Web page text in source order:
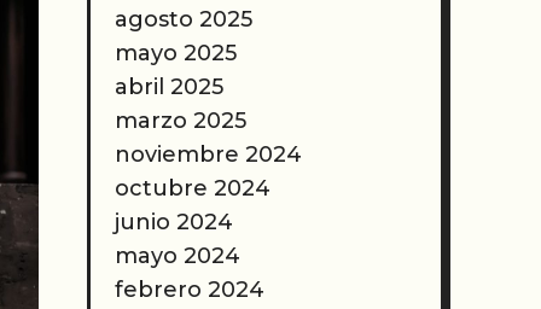
agosto 2025
mayo 2025
abril 2025
marzo 2025
noviembre 2024
octubre 2024
junio 2024
mayo 2024
febrero 2024